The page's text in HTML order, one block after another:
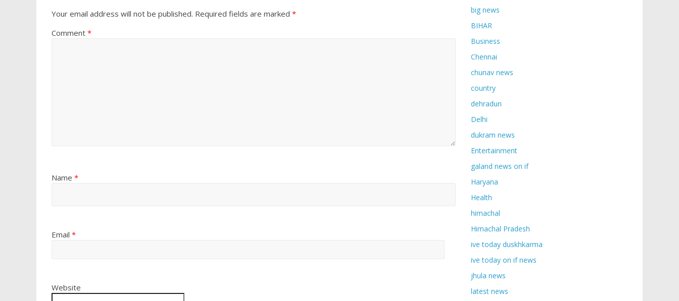
Your email address will not be published. Required fields are marked *
Comment *
Name *
Email *
Website
big news
BIHAR
Business
Chennai
chunav news
country
dehradun
Delhi
dukram news
Entertainment
galand news on if
Haryana
Health
himachal
Himachal Pradesh
ive today duskhkarma
ive today on if news
jhula news
latest news